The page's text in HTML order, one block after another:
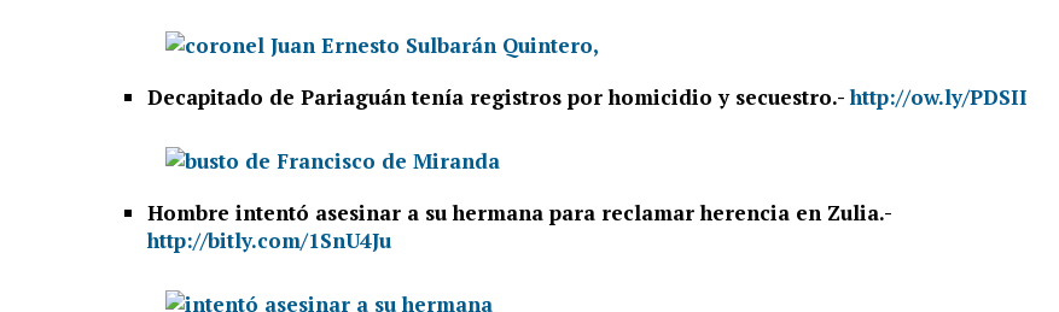
Decapitado de Pariaguán tenía registros por homicidio y secuestro.-http://ow.ly/PDSII
Hombre intentó asesinar a su hermana para reclamar herencia en Zulia.-
http://bitly.com/1SnU4Ju